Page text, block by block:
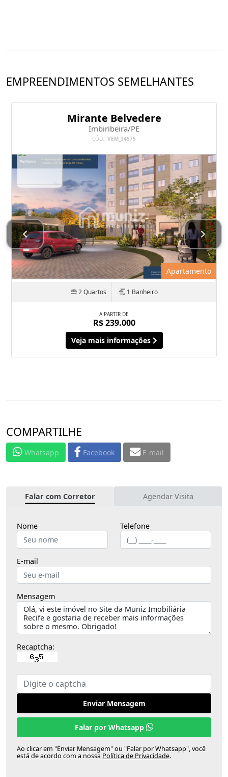
EMPREENDIMENTOS SEMELHANTES
Mirante Belvedere
Imbiribeira/PE
CÓD.: VEM_34575
Apartamento
2 Quartos 1 Banheiro
A PARTIR DE
R$ 239.000
Veja mais informações
COMPARTILHE
Whatsapp Facebook E-mail
Falar com Corretor Agendar Visita
Nome Telefone
E-mail
Mensagem
Recaptcha:
Enviar Mensagem
Falar por Whatsapp
Ao clicar em "Enviar Mensagem" ou "Falar por Whatsapp", você
está de acordo com a nossa Política de Privacidade.